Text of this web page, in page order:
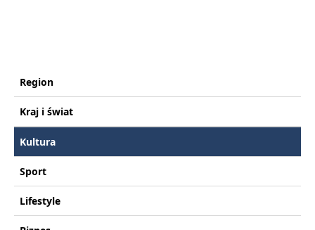
Region
Kraj i świat
Kultura
Sport
Lifestyle